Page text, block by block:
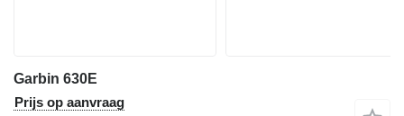
Garbin 630E
Prijs op aanvraag